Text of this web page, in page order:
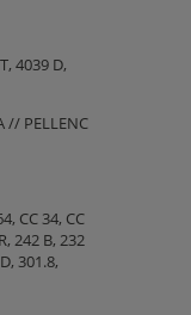
4039 D,
// PELLENC
CC 34, CC
242 B, 232
301.8,